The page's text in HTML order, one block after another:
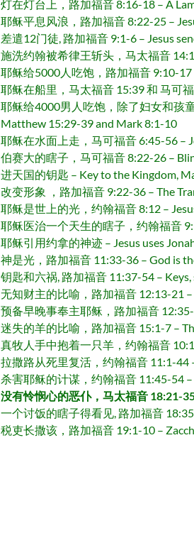
灯在灯台上，路加福音 8:16-18 – A
耶稣平息风浪，路加福音 8:22-25 –
差遣12门徒, 路加福音 9:1-6 – Jesus
施洗约翰被希律王斩头，马太福音
耶稣给5000人吃饱，路加福音 9:10-17
耶稣在船里，马太福音 15:39 和 马可
耶稣给4000男人吃饱，除了妇女和孩
Matthew 15:29-39 and Mark 8:1-10
耶稣在水面上走，马可福音 6:45-56 –
伯赛大的瞎子，马可福音 8:22-26 –
进天国的钥匙 – Key to the Kingdom,
改变形象 ，路加福音 9:22-36 – The
耶稣是世上的光，约翰福音 8:12 –
耶稣医治一个天生的瞎子，约翰福音
耶稣引用约拿的神迹 – Jesus uses
神是光，路加福音 11:33-36 – God is
钥匙和六祸, 路加福音 11:37-54 – Keys,
无知财主的比喻，路加福音 12:13-21 –
预备早晚事奉主耶稣，路加福音
迷失的羊的比喻，路加福音 15:1-7 –
真牧人手中抱着一只羊，约翰福音
拉撒路从死里复活，约翰福音 11:1-44
杀害耶稣的计谋，约翰福音 11:45-54
没有怜悯心的恶仆，马太福音 18:21-
一个讨饭的瞎子得看见, 路加福音
税吏长撒该，路加福音 19:1-10 –